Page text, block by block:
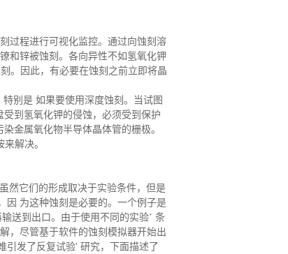
过程进行可视化监控。通过向蚀刻溶
和锌被蚀刻。各向异性不如氢氧化钾
。因此，有必要在蚀刻之前立即将晶
别是 如果要使用深度蚀刻。当试图
到氢氧化钾的侵蚀，必须受到保护
金属氧化物半导体晶体管的栅极。
解决。
然它们的形成取决于实验条件，但是
因 为这种蚀刻是必要的。一个例子是
送到出口。由于使用不同的实验’ 条
，尽管基于软件的蚀刻模拟器开始出
引发了反复试验' 研究，下面描述了